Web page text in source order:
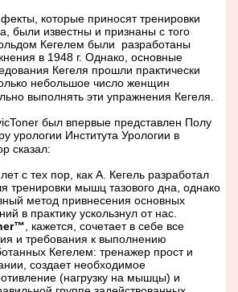
которые приносят тренировки
были известны и признаны с того
Кегелем были разработаны
в 1948 г. Однако, основные
Кегеля прошли практически
небольшое число женщин
выполнять эти упражнения Кегеля.
был впервые представлен Полу
урологии Института Урологии в
сказал:
с тех пор, как А. Кегель разработал
тренировки мышц тазового дна, однако
метод привнесения основных
в практику ускользнул от нас.
™ , кажется, сочетает в себе все
и требования к выполнению
Кегелем: тренажер прост и
создает необходимое
(нагрузку на мышцы) и